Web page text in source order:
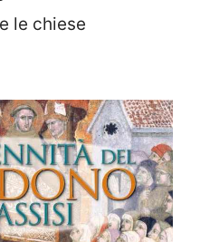
le chiese